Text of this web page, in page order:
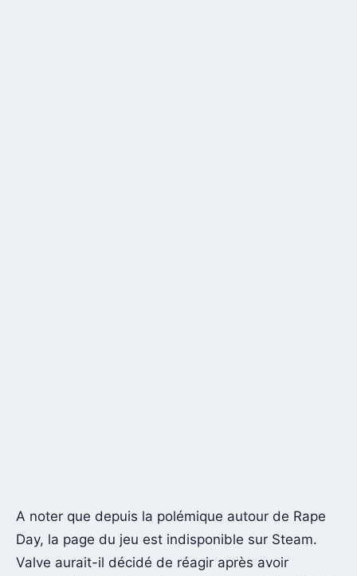
A noter que depuis la polémique autour de Rape
Day, la page du jeu est indisponible sur Steam.
Valve aurait-il décidé de réagir après avoir